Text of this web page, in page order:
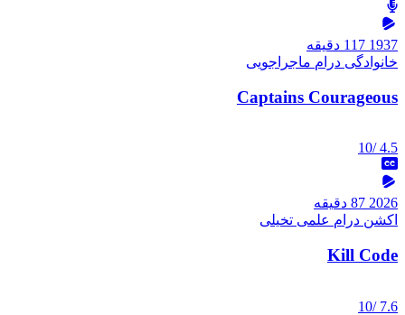
1937 117 دقیقه
خانوادگی درام ماجراجویی
Captains Courageous
4.5
/10
2026 87 دقیقه
اکشن درام علمی تخیلی
Kill Code
7.6
/10